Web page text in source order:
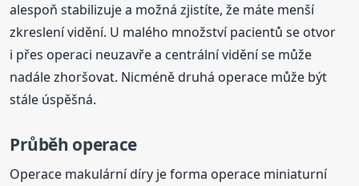
alespoň stabilizuje a možná zjistíte, že máte menší
zkreslení vidění. U malého množství pacientů se otvor
i přes operaci neuzavře a centrální vidění se může
nadále zhoršovat. Nicméně druhá operace může být
stále úspěšná.
Průběh operace
Operace makulární díry je forma operace miniaturní